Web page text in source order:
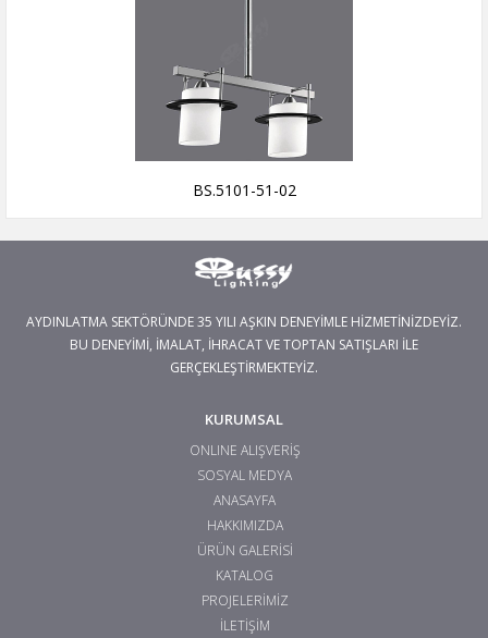
BS.5101-51-02
AYDINLATMA SEKTÖRÜNDE 35 YILI AŞKIN DENEYİMLE HİZMETİNİZDEYİZ.
BU DENEYİMİ, İMALAT, İHRACAT VE TOPTAN SATIŞLARI İLE
GERÇEKLEŞTİRMEKTEYİZ.
KURUMSAL
ONLINE ALIŞVERİŞ
SOSYAL MEDYA
ANASAYFA
HAKKIMIZDA
ÜRÜN GALERİSİ
KATALOG
PROJELERİMİZ
İLETİŞİM